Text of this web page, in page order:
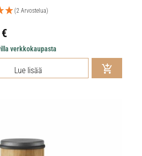
(2 Arvostelua)
€
verkkokaupasta
Lue lisää